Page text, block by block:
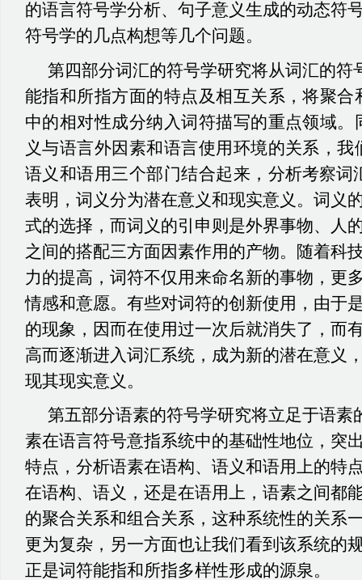
的语言符号学分析、句子意义生成的动态符
符号学的几点构想等几个问题。
第四部分词汇的符号学研究将从词汇的符
能指和所指方面的特点及相互关系，将聚合
中的相对性成分纳入词符描写的重点领域。
义与语言外因素和语言使用环境的关系，
语义和语用三个部门结合起来，分析考察词
表明，词义分为潜在意义和现实意义。词义
式的选择，而词义的引申则是外界事物、人
之间的搭配三方面因素作用的产物。随着科
力的提高，词符不仅用来命名新的事物，更
情感和意愿。有些对词符的创新使用，由于
的现象，因而在使用过一次后就消失了，而
高而逐渐进入词汇系统，成为新的潜在意义
现其现实意义。
第五部分语素的符号学研究将立足于语素
素在语言符号意指系统中的基础性地位，突
特点，分析语素在语构、语义和语用上的特
在语构、语义，还是在语用上，语素之间都
的聚合关系和组合关系，这种系统性的关系
更为复杂，另一方面也让我们看到该系统的
正是词符能指和所指多样性形成的源泉。